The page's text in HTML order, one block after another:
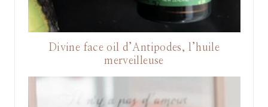
Divine face oil d’Antipodes, l’huile
merveilleuse